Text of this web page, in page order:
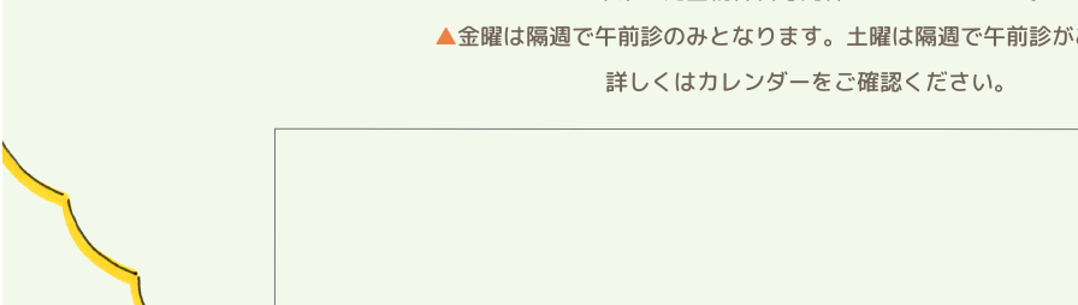
▲金曜は隔週で午前診のみとなります。土曜は隔週で午前診
詳しくはカレンダーをご確認ください。